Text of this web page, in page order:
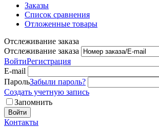
Заказы
Список сравнения
Отложенные товары
Отслеживание заказа
Отслеживание заказа
ВойтиРегистрация
E-mail
ПарольЗабыли пароль?
Создать учетную запись
Запомнить
Войти
Контакты